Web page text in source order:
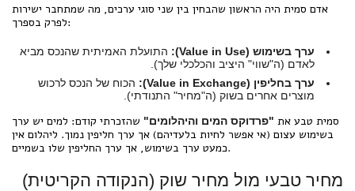
אדם סמית היה הראשון שהבחין בין שני סוגי ערכים, מה שמתחבר ישירות
לפרק בספרך:
ערך בשימוש (Value in Use):
התועלת האמיתית שהנכס מביא
לאדם (ה"שווי" היציב והכלכלי שלך).
ערך בחליפין (Value in Exchange):
הכוח של הנכס לרכוש
מוצרים אחרים בשוק (ה"מחיר" התנודתי).
סמית טבע את "פרדוקס המים והיהלומים" שהזכרתי קודם: למים יש ערך
בשימוש עצום (אי אפשר לחיות בלעדיהם) אך ערך חליפין נמוך. ליהלום אין
כמעט ערך בשימוש, אך ערך החליפין שלו בשמיים.
מחיר טבעי מול מחיר שוק (הנקודה הקריטית)